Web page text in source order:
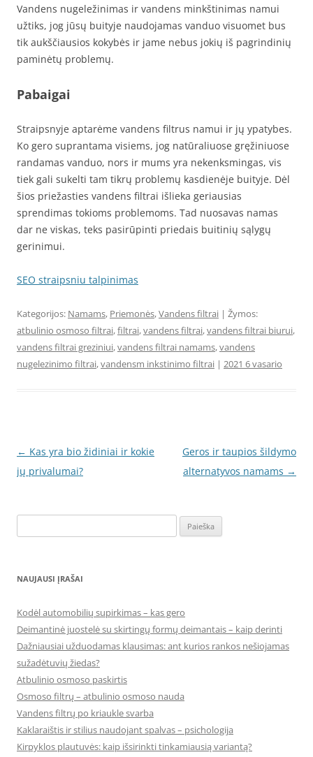
Vandens nugeležinimas ir vandens minkštinimas namui
užtiks, jog jūsų buityje naudojamas vanduo visuomet bus
tik aukščiausios kokybės ir jame nebus jokių iš pagrindinių
paminėtų problemų.
Pabaigai
Straipsnyje aptarėme vandens filtrus namui ir jų ypatybes.
Ko gero suprantama visiems, jog natūraliuose gręžiniuose
randamas vanduo, nors ir mums yra nekenksmingas, vis
tiek gali sukelti tam tikrų problemų kasdienėje buityje. Dėl
šios priežasties vandens filtrai išlieka geriausias
sprendimas tokioms problemoms. Tad nuosavas namas
dar ne viskas, teks pasirūpinti priedais buitinių sąlygų
gerinimui.
SEO straipsniu talpinimas
Kategorijos: Namams, Priemonės,Vandens filtrai | Žymos:
atbulinio osmoso filtrai,filtrai,vandens filtrai,vandens filtrai biurui,
vandens filtrai greziniui,vandens filtrai namams,vandens
nugelezinimo filtrai,vandensm inkstinimo filtrai | 2021 6 vasario
Įrašo
navigacija
← Kas yra bio židiniai ir kokie
jų privalumai?
Geros ir taupios šildymo
alternatyvos namams →
NAUJAUSI ĮRAŠAI
Kodėl automobilių supirkimas – kas gero
Deimantinė juostelė su skirtingų formų deimantais – kaip derinti
Dažniausiai užduodamas klausimas: ant kurios rankos nešiojamas
sužadėtuvių žiedas?
Atbulinio osmoso paskirtis
Osmoso filtrų – atbulinio osmoso nauda
Vandens filtrų po kriaukle svarba
Kaklaraištis ir stilius naudojant spalvas – psichologija
Kirpyklos plautuvės: kaip išsirinkti tinkamiausią variantą?